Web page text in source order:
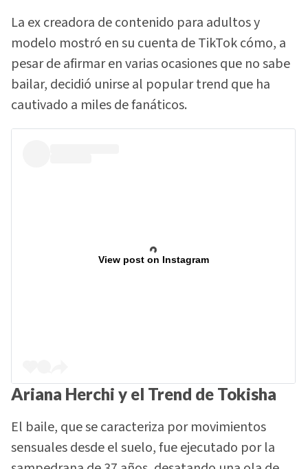
La ex creadora de contenido para adultos y
modelo mostró en su cuenta de TikTok cómo, a
pesar de afirmar en varias ocasiones que no sabe
bailar, decidió unirse al popular trend que ha
cautivado a miles de fanáticos.
View post on Instagram
Ariana Herchi y el Trend de Tokisha
El baile, que se caracteriza por movimientos
sensuales desde el suelo, fue ejecutado por la